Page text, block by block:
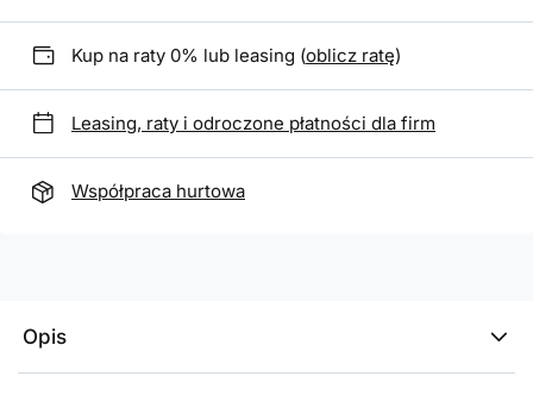
Kup na raty 0% lub leasing (oblicz ratę)
Leasing, raty i odroczone płatności dla firm
Współpraca hurtowa
Opis